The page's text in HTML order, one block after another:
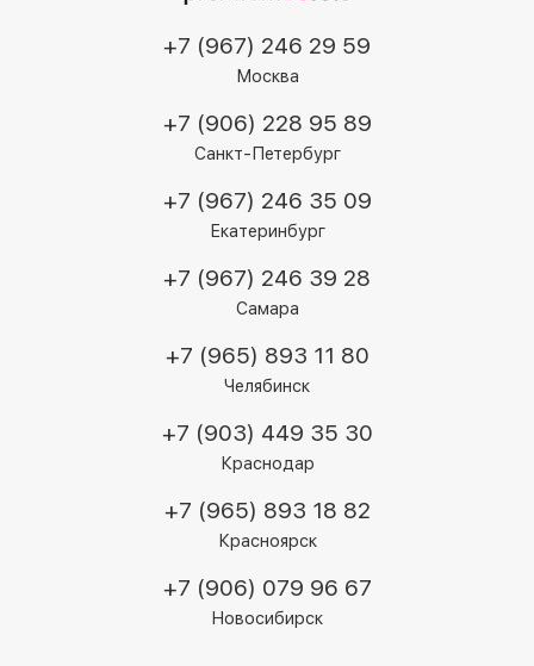
+7 (967) 246 29 59
Москва
+7 (906) 228 95 89
Санкт-Петербург
+7 (967) 246 35 09
Екатеринбург
+7 (967) 246 39 28
Самара
+7 (965) 893 11 80
Челябинск
+7 (903) 449 35 30
Краснодар
+7 (965) 893 18 82
Красноярск
+7 (906) 079 96 67
Новосибирск